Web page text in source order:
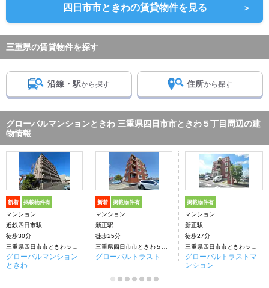
四日市市ときわの賃貸物件を見る ＞
三重県の賃貸物件を探す
沿線・駅から探す 住所から探す
グローバルマンションときわ 三重県四日市市ときわ５丁目周辺の建
物情報
新着 掲載物件有
マンション
近鉄四日市駅
徒歩30分
グローバルマンション
ときわ
新着 掲載物件有
マンション
新正駅
徒歩25分
グローバルトラスト
掲載物件有
マンション
新正駅
徒歩27分
グローバルトラストマ
ンション